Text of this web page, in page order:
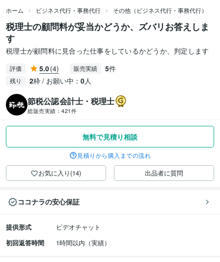
ホーム ビジネス代行・事務代行 その他（ビジネス代行・事務代行）
税理士の顧問料が妥当かどうか、ズバリお答えしま
す
税理士が顧問料に見合った仕事をしているかどうか、判定します
評価 5.0(4) 販売実績 5件
残り 2枠 / お願い中： 0人
節税公認会計士・税理士
総販売実績： 421件
無料で見積り相談
見積りから購入までの流れ
お気に入り(14) 出品者に質問
ココナラの安心保証
提供形式
ビデオチャット
初回返答時間
1時間以内（実績）